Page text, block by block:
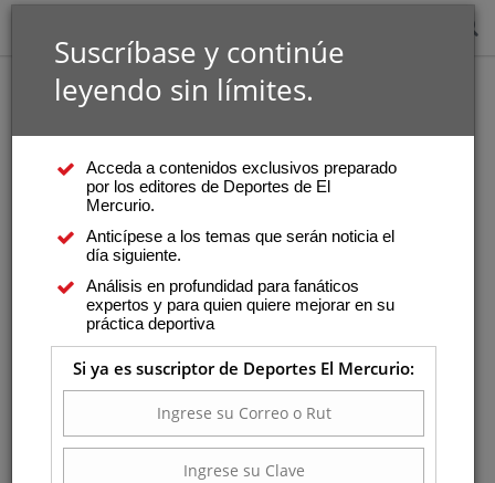
Suscríbase y continúe
leyendo sin límites.
Acceda a contenidos exclusivos preparado
por los editores de Deportes de El
Mercurio.
Anticípese a los temas que serán noticia el
día siguiente.
Análisis en profundidad para fanáticos
expertos y para quien quiere mejorar en su
práctica deportiva
Si ya es suscriptor de Deportes El Mercurio: